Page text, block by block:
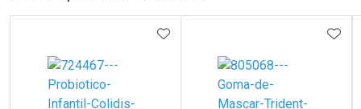
ADICIONAR AOS FAVORITOS